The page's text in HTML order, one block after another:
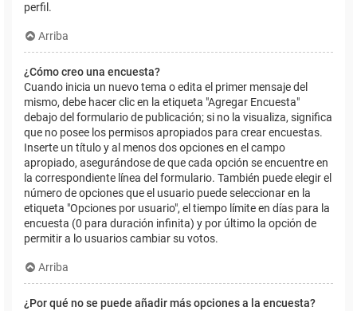
perfil.
Arriba
¿Cómo creo una encuesta?
Cuando inicia un nuevo tema o edita el primer mensaje del
mismo, debe hacer clic en la etiqueta "Agregar Encuesta"
debajo del formulario de publicación; si no la visualiza, significa
que no posee los permisos apropiados para crear encuestas.
Inserte un título y al menos dos opciones en el campo
apropiado, asegurándose de que cada opción se encuentre en
la correspondiente línea del formulario. También puede elegir el
número de opciones que el usuario puede seleccionar en la
etiqueta "Opciones por usuario", el tiempo límite en días para la
encuesta (0 para duración infinita) y por último la opción de
permitir a lo usuarios cambiar su votos.
Arriba
¿Por qué no se puede añadir más opciones a la encuesta?